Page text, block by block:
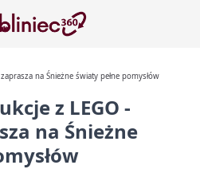
na Śnieżne światy pełne pomysłów
z LEGO -
na Śnieżne